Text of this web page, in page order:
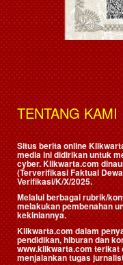
TENTANG KAMI
Situs berita online
media ini didirikan untuk
cyber. Klikwarta.com
(Terverifikasi Faktual
Verifikasi/K/X/2025.
Melalui berbagai rubrik/
melakukan pembenahan
kekiniannya.
Klikwarta.com dalam
pendidikan, hiburan dan
www.klikwarta.com terikat
menjalankan tugas